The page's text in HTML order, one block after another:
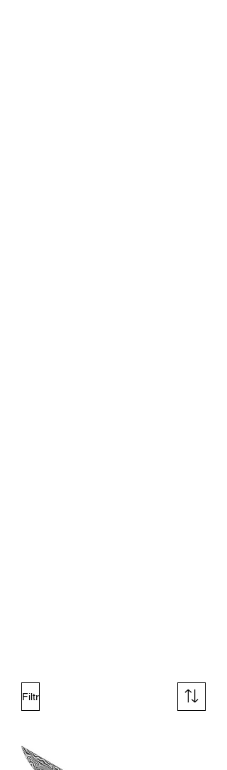
Filtr